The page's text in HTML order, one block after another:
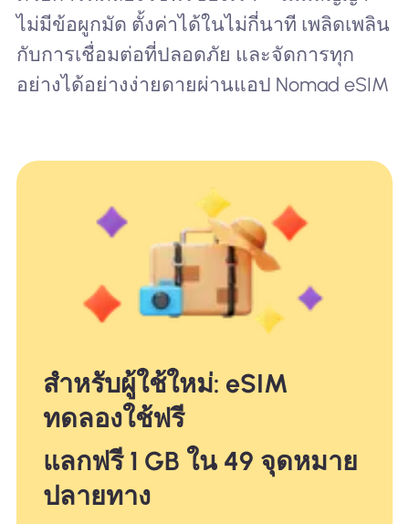
ไม่มีข้อผูกมัด ตั้งค่าได้ในไม่กี่นาที เพลิดเพลิน
กับการเชื่อมต่อที่ปลอดภัย และจัดการทุก
อย่างได้อย่างง่ายดายผ่านแอป Nomad eSIM
สำหรับผู้ใช้ใหม่: eSIM
ทดลองใช้ฟรี
แลกฟรี 1 GB ใน 49 จุดหมาย
ปลายทาง